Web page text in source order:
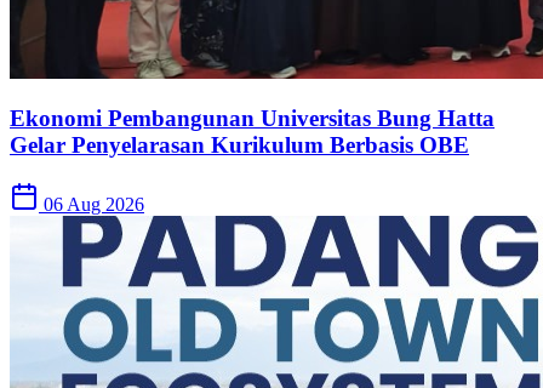
Ekonomi Pembangunan Universitas Bung Hatta
Gelar Penyelarasan Kurikulum Berbasis OBE
06 Aug 2026